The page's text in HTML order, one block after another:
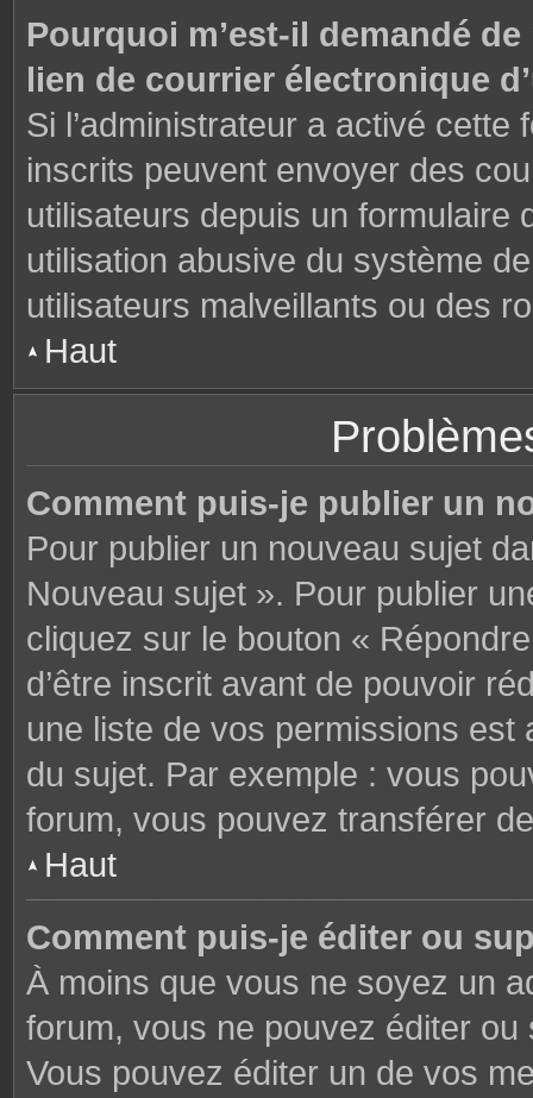
Pourquoi m’est-il demandé
lien de courrier électronique
Si l’administrateur a activé
inscrits peuvent envoyer des
utilisateurs depuis un formulaire
utilisation abusive du système
utilisateurs malveillants ou des
Haut
Comment puis-je publier un
Pour publier un nouveau sujet
Nouveau sujet ». Pour publier
cliquez sur le bouton «
d’être inscrit avant de pouvoir
une liste de vos permissions est
du sujet. Par exemple : vous
forum, vous pouvez transférer
Haut
Comment puis-je éditer ou
À moins que vous ne soyez un
forum, vous ne pouvez éditer
Vous pouvez éditer un de vos